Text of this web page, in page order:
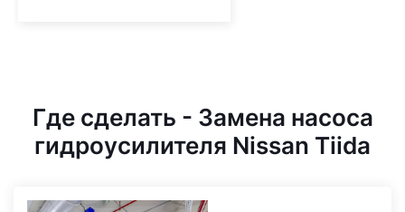
Где сделать - Замена насоса
гидроусилителя Nissan Tiida